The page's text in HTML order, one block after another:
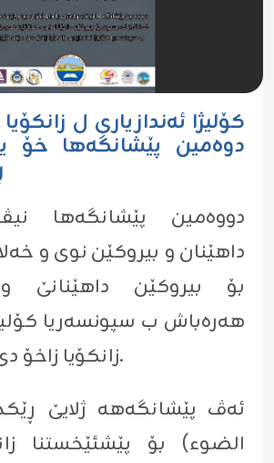
کۆلیژا ئەندازیاری ل
دوەمین پێشانگەها خۆ
دووەمین پێشانگەها
داهێنان و بیروکێن نوی و
بۆ بیروکێن داهێنانێ و
هەرەباش ب سپونسەریا
زانکۆیا زاخۆ دێ هێتە گێران.
ئەڤ پێشانگەهە ژلایێ
الضوء) بۆ پێشئێخستنا